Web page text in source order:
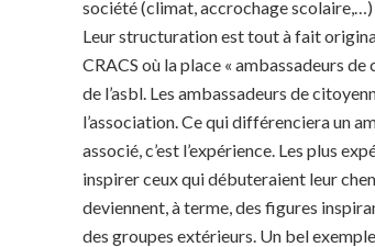
société (climat, accrochage
Leur structuration est tout à fait
CRACS où la place « ambassadeurs
de l’asbl. Les ambassadeurs de
l’association. Ce qui différenciera un
associé, c’est l’expérience. Les plus
inspirer ceux qui débuteraient leur
deviennent, à terme, des figures
des groupes extérieurs. Un bel